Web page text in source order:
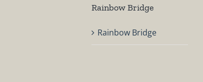
Rainbow Bridge
Rainbow Bridge